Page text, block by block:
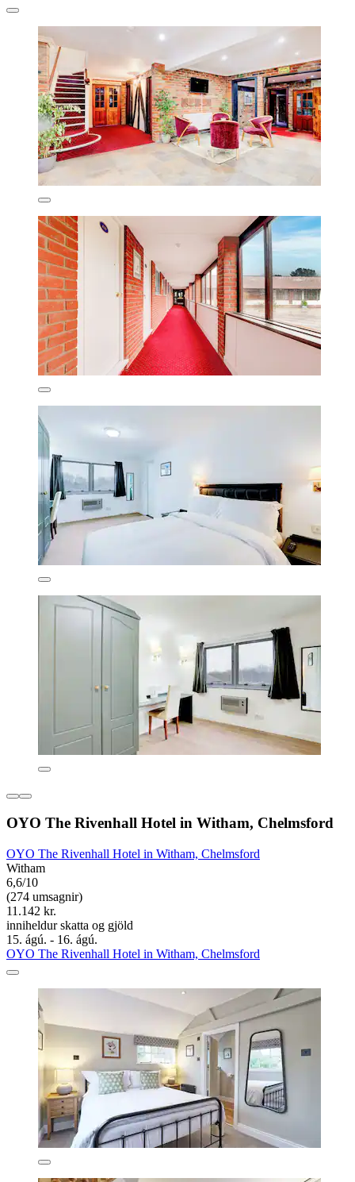
OYO The Rivenhall Hotel in Witham, Chelmsford
OYO The Rivenhall Hotel in Witham, Chelmsford
Witham
6,6/10
(274 umsagnir)
11.142 kr.
inniheldur skatta og gjöld
15. ágú. - 16. ágú.
OYO The Rivenhall Hotel in Witham, Chelmsford